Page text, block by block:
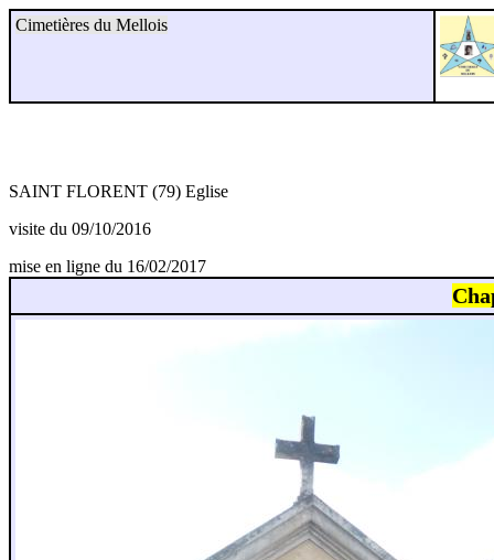
Cimetières du Mellois
SAINT FLORENT (79) Eglise
visite du 09/10/2016
mise en ligne du 16/02/2017